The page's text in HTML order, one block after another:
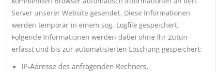
Server unserer Website gesendet. Diese Informationen
werden temporär in einem sog. Logfile gespeichert.
Folgende Informationen werden dabei ohne Ihr Zutun
erfasst und bis zur automatisierten Löschung gespeichert:
IP-Adresse des anfragenden Rechners,